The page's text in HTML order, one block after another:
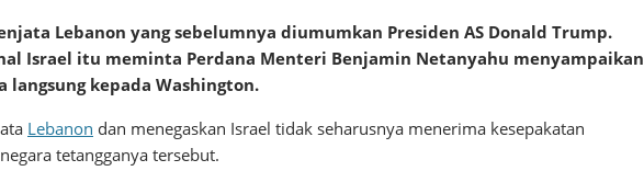
Lebanon yang sebelumnya diumumkan Presiden AS Donald Trump.
Israel itu meminta Perdana Menteri Benjamin Netanyahu menyampaikan
langsung kepada Washington.
Lebanon dan menegaskan Israel tidak seharusnya menerima kesepakatan
tetangganya tersebut.